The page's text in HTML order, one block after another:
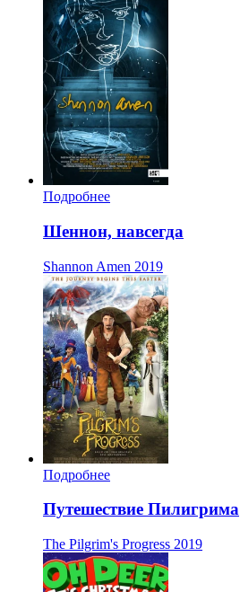
Подробнее
Шеннон, навсегда
Shannon Amen 2019
Подробнее
Путешествие Пилигрима
The Pilgrim's Progress 2019